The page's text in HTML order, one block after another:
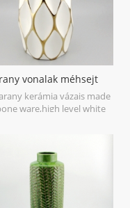
vonalak méhsejt
kerámia fehér váza
kerámia vázais made
ware,high level white